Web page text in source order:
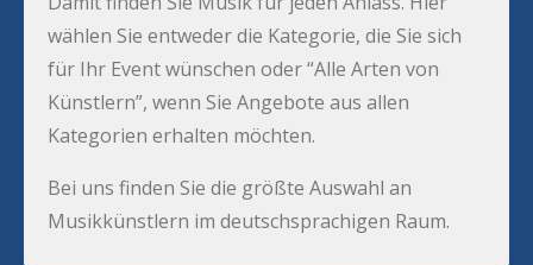
wählen Sie entweder die Kategorie, die Sie sich
für Ihr Event wünschen oder “Alle Arten von
Künstlern”, wenn Sie Angebote aus allen
Kategorien erhalten möchten.
Bei uns finden Sie die größte Auswahl an
Musikkünstlern im deutschsprachigen Raum.